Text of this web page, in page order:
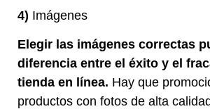
4) Imágenes
Elegir las imágenes correctas
diferencia entre el éxito y el
tienda en línea. Hay que
productos con fotos de alta